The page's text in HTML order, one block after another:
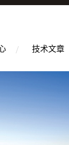
技术文章